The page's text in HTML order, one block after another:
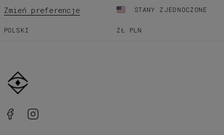
Zmień preferencje STANY ZJEDNOCZONE
POLSKI ZŁ PLN